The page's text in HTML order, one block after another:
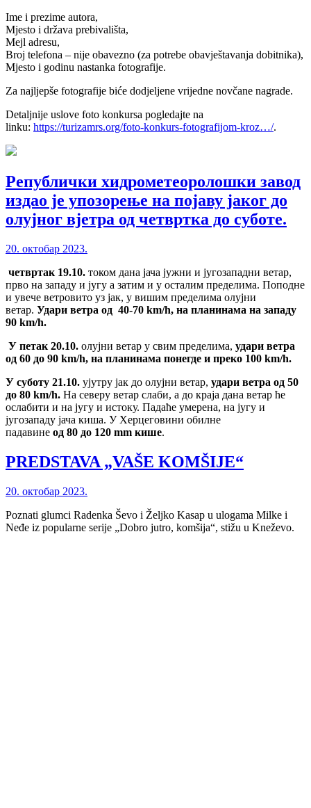
Ime i prezime autora,
Mjesto i država prebivališta,
Mejl adresu,
Broj telefona – nije obavezno (za potrebe obavještavanja dobitnika),
Mjesto i godinu nastanka fotografije.
Za najljepše fotografije biće dodjeljene vrijedne novčane nagrade.
Detaljnije uslove foto konkursa pogledajte na
linku: https://turizamrs.org/foto-konkurs-fotografijom-kroz…/.
Републички хидрометеоролошки завод
издао је упозорење на појаву јаког до
олујног вјетра од четвртка до суботе.
20. октобар 2023.
четвртак 19.10. током дана јача јужни и југозападни ветар,
прво на западу и југу а затим и у осталим пределима. Поподне
и увече ветровито уз јак, у вишим пределима олујни
ветар. Удари ветра од 40-70 km/h, на планинама на западу
90 km/h.
У петак 20.10. олујни ветар у свим пределима, удари ветра
од 60 до 90 km/h, на планинама понегде и преко 100 km/h.
У суботу 21.10. ујутру јак до олујни ветар, удари ветра од 50
до 80 km/h. На северу ветар слаби, а до краја дана ветар ће
ослабити и на југу и истоку. Падаће умерена, на југу и
југозападу јача киша. У Херцеговини обилне
падавине од 80 до 120 mm кише.
PREDSTAVA „VAŠE KOMŠIJE“
20. октобар 2023.
Poznati glumci Radenka Ševo i Željko Kasap u ulogama Milke i
Neđe iz popularne serije „Dobro jutro, komšija“, stižu u Kneževo.